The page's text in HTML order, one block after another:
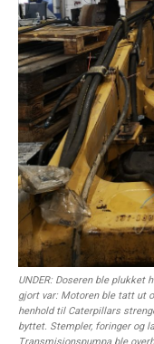
UNDER: Doseren ble plukket
gjort var: Motoren ble tatt ut
henhold til Caterpillars
byttet. Stempler, foringer og
Transmisjonspumpa ble